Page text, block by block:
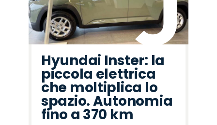
Hyundai Inster: la
piccola elettrica
che moltiplica lo
spazio. Autonomia
fino a 370 km